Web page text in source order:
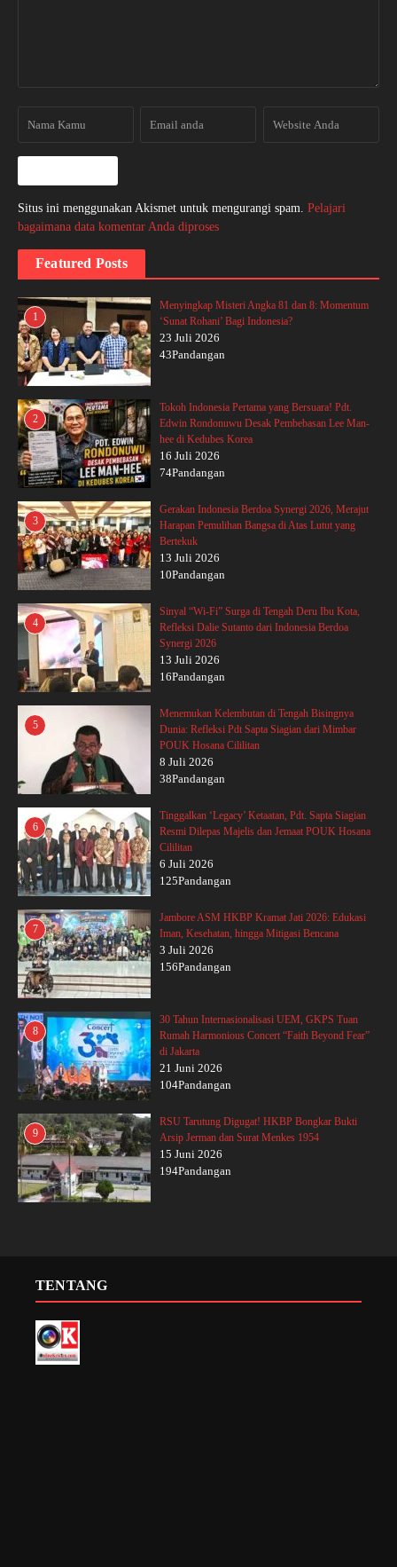
Situs ini menggunakan Akismet untuk mengurangi spam. Pelajari
bagaimana data komentar Anda diproses
Featured Posts
1
Menyingkap Misteri Angka 81 dan 8: Momentum
‘Sunat Rohani’ Bagi Indonesia?
23 Juli 2026
43Pandangan
2
Tokoh Indonesia Pertama yang Bersuara! Pdt.
Edwin Rondonuwu Desak Pembebasan Lee Man-
hee di Kedubes Korea
16 Juli 2026
74Pandangan
3
Gerakan Indonesia Berdoa Synergi 2026, Merajut
Harapan Pemulihan Bangsa di Atas Lutut yang
Bertekuk
13 Juli 2026
10Pandangan
4
Sinyal “Wi-Fi” Surga di Tengah Deru Ibu Kota,
Refleksi Dalie Sutanto dari Indonesia Berdoa
Synergi 2026
13 Juli 2026
16Pandangan
5
Menemukan Kelembutan di Tengah Bisingnya
Dunia: Refleksi Pdt Sapta Siagian dari Mimbar
POUK Hosana Cililitan
8 Juli 2026
38Pandangan
6
Tinggalkan ‘Legacy’ Ketaatan, Pdt. Sapta Siagian
Resmi Dilepas Majelis dan Jemaat POUK Hosana
Cililitan
6 Juli 2026
125Pandangan
7
Jambore ASM HKBP Kramat Jati 2026: Edukasi
Iman, Kesehatan, hingga Mitigasi Bencana
3 Juli 2026
156Pandangan
8
30 Tahun Internasionalisasi UEM, GKPS Tuan
Rumah Harmonious Concert “Faith Beyond Fear”
di Jakarta
21 Juni 2026
104Pandangan
9
RSU Tarutung Digugat! HKBP Bongkar Bukti
Arsip Jerman dan Surat Menkes 1954
15 Juni 2026
194Pandangan
TENTANG